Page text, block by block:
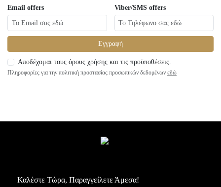
Email offers Viber/SMS offers
Εγγραφή
Αποδέχομαι τους όρους χρήσης και τις προϋποθέσεις.
Πληροφορίες για την πολιτική προστασίας προσωπικών δεδομένων εδώ
Καλέστε Τώρα, Παραγγείλετε Άμεσα!